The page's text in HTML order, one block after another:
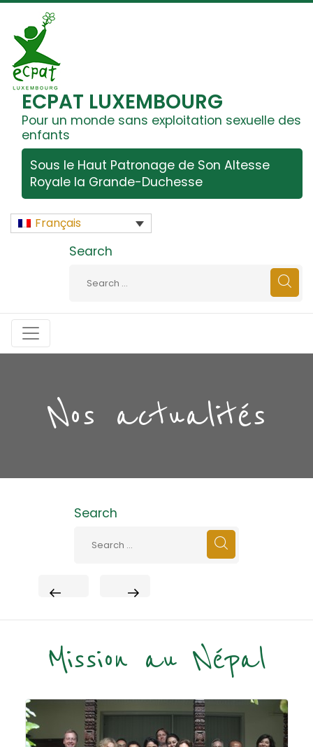
ECPAT LUXEMBOURG
Pour un monde sans exploitation sexuelle des
enfants
Sous le Haut Patronage de Son Altesse
Royale la Grande-Duchesse
Français
Search
Nos actualités
Search
NEXT
Mission au Népal